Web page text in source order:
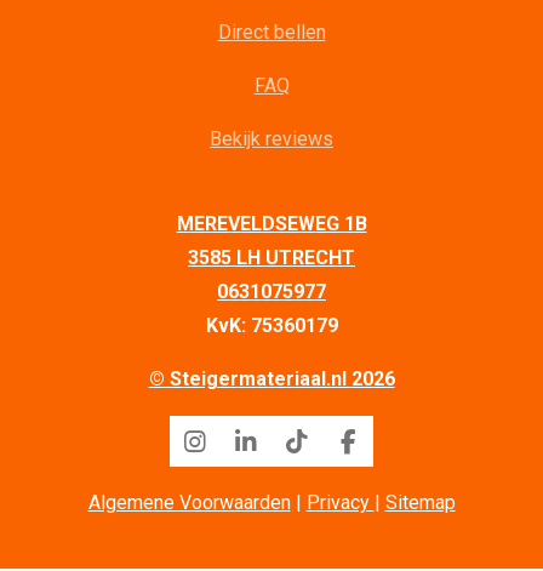
Direct bellen
FAQ
Bekijk reviews
MEREVELDSEWEG 1B
3585 LH UTRECHT
0631075977
KvK: 75360179
© Steigermateriaal.nl 2026
I
n
s
g
L
i
n
d
T
i
k
k
F
a
c
o
Algemene Voorwaarden| Privacy | Sitemap